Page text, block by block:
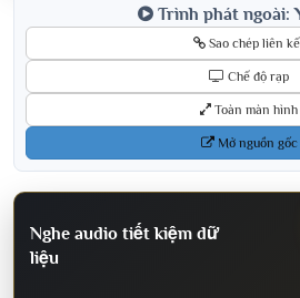
Trình phát ngoài:
Sao chép liên
Chế độ rạp
Toàn màn hình
Mở nguồn gốc
Nghe audio tiết kiệm dữ
liệu